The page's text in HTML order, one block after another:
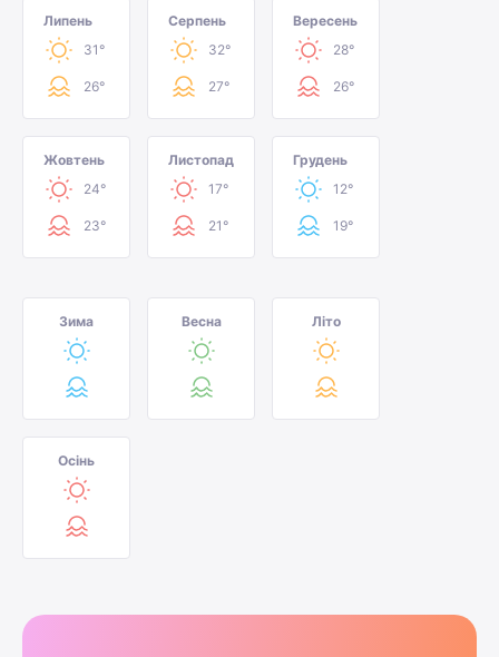
Липень
31°
26°
Серпень
32°
27°
Вересень
28°
26°
Жовтень
24°
23°
Листопад
17°
21°
Грудень
12°
19°
Зима Весна Літо
Осінь